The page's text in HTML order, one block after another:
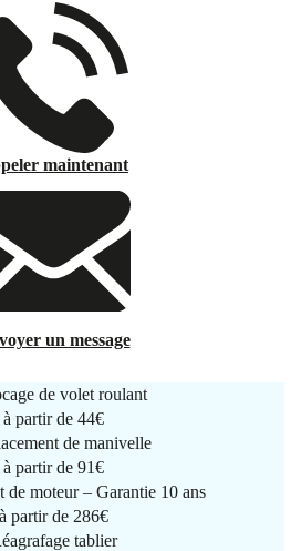
maintenant
un message
de volet roulant
à partir de 44€
de manivelle
à partir de 91€
de moteur – Garantie 10 ans
à partir de 286€
tablier